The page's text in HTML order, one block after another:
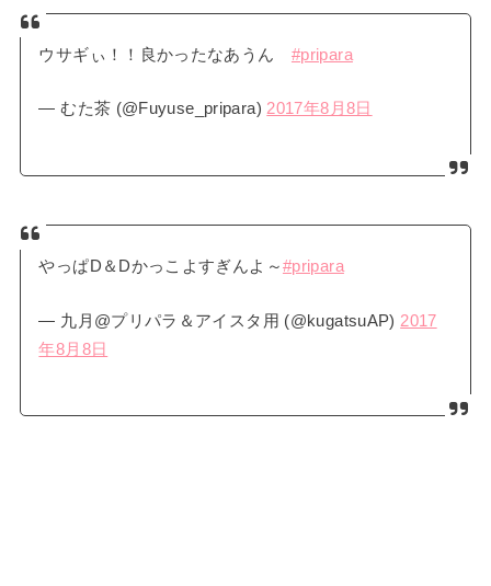
ウサギぃ！！良かったなあうん #pripara
— むた茶 (@Fuyuse_pripara)2017年8月8日
やっぱD＆Dかっこよすぎんよ～#pripara
— 九月@プリパラ＆アイスタ用 (@kugatsuAP) 2017
年8月8日